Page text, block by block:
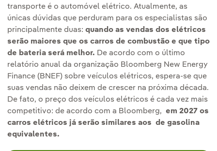
transporte é o automóvel elétrico. Atualmente, as
únicas dúvidas que perduram para os especialistas são
principalmente duas: quando as vendas dos elétricos
serão maiores que os carros de combustão e que tipo
de bateria será melhor. De acordo com o último
relatório anual da organização Bloomberg New Energy
Finance (BNEF) sobre veículos elétricos, espera-se que
suas vendas não deixem de crescer na próxima década.
De fato, o preço dos veículos elétricos é cada vez mais
competitivo: de acordo com a Bloomberg, em 2027 os
carros elétricos já serão similares aos de gasolina
equivalentes.